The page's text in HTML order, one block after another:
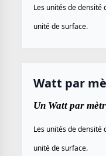
Les unités de
unité de surface.
Watt par
Un Watt par
Les unités de
unité de surface.